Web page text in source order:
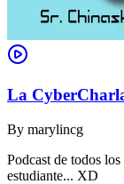
La
By marylincg
Podcast de todos
estudiante... XD